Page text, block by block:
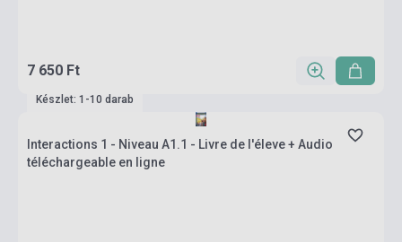
7 650 Ft
Készlet: 1-10 darab
Interactions 1 - Niveau A1.1 - Livre de l'éleve + Audio
téléchargeable en ligne